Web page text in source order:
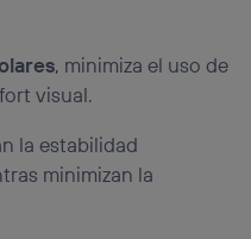
, minimiza el uso de
visual.
la estabilidad
minimizan la